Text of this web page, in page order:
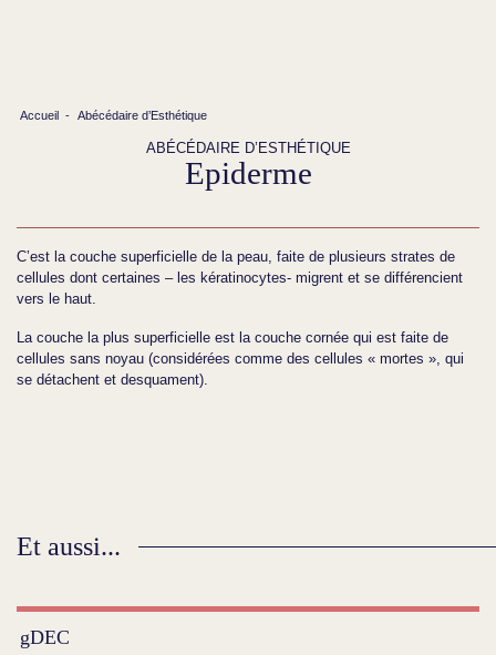
Accueil - Abécédaire d’Esthétique
ABÉCÉDAIRE D’ESTHÉTIQUE
Epiderme
C’est la couche superficielle de la peau, faite de plusieurs strates de
cellules dont certaines – les kératinocytes- migrent et se différencient
vers le haut.
La couche la plus superficielle est la couche cornée qui est faite de
cellules sans noyau (considérées comme des cellules « mortes », qui
se détachent et desquament).
Et aussi...
gDEC